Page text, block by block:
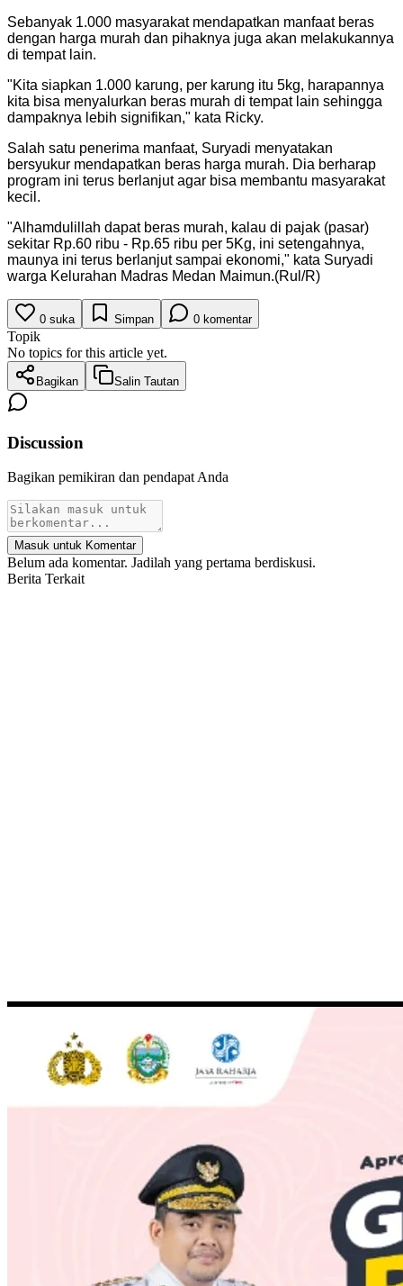
Sebanyak 1.000 masyarakat mendapatkan manfaat beras
dengan harga murah dan pihaknya juga akan melakukannya
di tempat lain.
"Kita siapkan 1.000 karung, per karung itu 5kg, harapannya
kita bisa menyalurkan beras murah di tempat lain sehingga
dampaknya lebih signifikan," kata Ricky.
Salah satu penerima manfaat, Suryadi menyatakan
bersyukur mendapatkan beras harga murah. Dia berharap
program ini terus berlanjut agar bisa membantu masyarakat
kecil.
"Alhamdulillah dapat beras murah, kalau di pajak (pasar)
sekitar Rp.60 ribu - Rp.65 ribu per 5Kg, ini setengahnya,
maunya ini terus berlanjut sampai ekonomi," kata Suryadi
warga Kelurahan Madras Medan Maimun.(Rul/R)
0 suka Simpan 0 komentar
Topik
No topics for this article yet.
Bagikan Salin Tautan
Discussion
Bagikan pemikiran dan pendapat Anda
Masuk untuk Komentar
Belum ada komentar. Jadilah yang pertama berdiskusi.
Berita Terkait